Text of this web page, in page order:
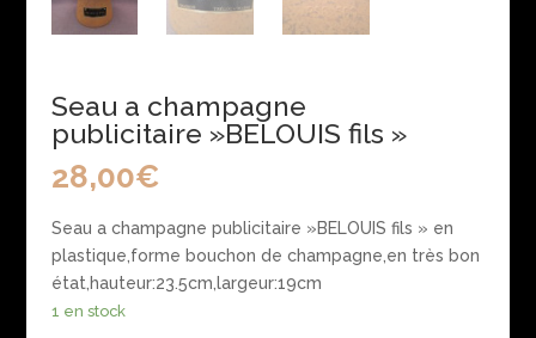
Seau a champagne
publicitaire »BELOUIS fils »
28,00€
Seau a champagne publicitaire »BELOUIS fils » en
plastique,forme bouchon de champagne,en très bon
état,hauteur:23.5cm,largeur:19cm
1 en stock